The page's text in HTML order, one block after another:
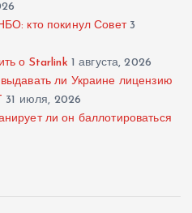
кто покинул Совет 3
о Starlink 1 августа, 2026
ли Украине лицензию
31 июля, 2026
ли он баллотироваться